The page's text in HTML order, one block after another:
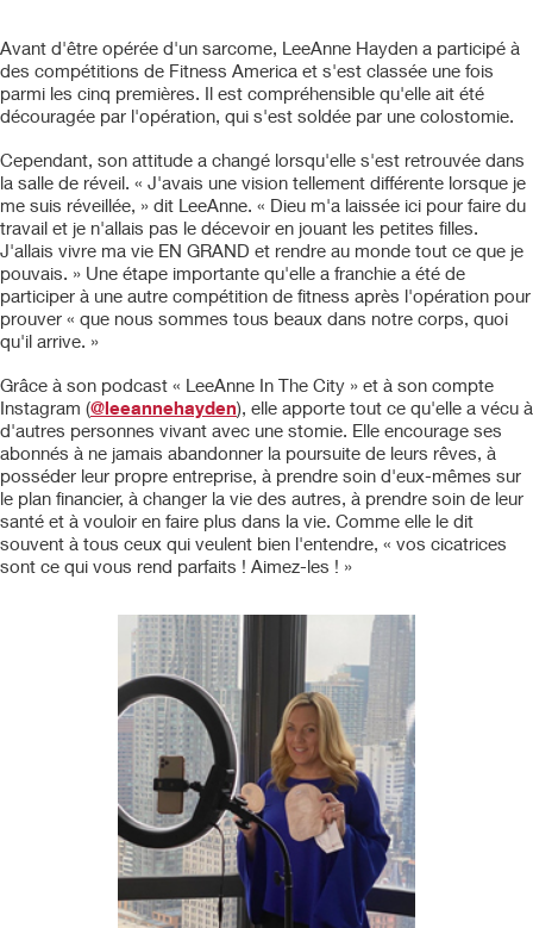
Avant d'être opérée d'un sarcome, LeeAnne Hayden a participé à
des compétitions de Fitness America et s'est classée une fois
parmi les cinq premières. Il est compréhensible qu'elle ait été
découragée par l'opération, qui s'est soldée par une colostomie.
Cependant, son attitude a changé lorsqu'elle s'est retrouvée dans
la salle de réveil. « J'avais une vision tellement différente lorsque je
me suis réveillée, » dit LeeAnne. « Dieu m'a laissée ici pour faire du
travail et je n'allais pas le décevoir en jouant les petites filles.
J'allais vivre ma vie EN GRAND et rendre au monde tout ce que je
pouvais. » Une étape importante qu'elle a franchie a été de
participer à une autre compétition de fitness après l'opération pour
prouver « que nous sommes tous beaux dans notre corps, quoi
qu'il arrive. »
Grâce à son podcast « LeeAnne In The City » et à son compte
Instagram (@leeannehayden), elle apporte tout ce qu'elle a vécu à
d'autres personnes vivant avec une stomie. Elle encourage ses
abonnés à ne jamais abandonner la poursuite de leurs rêves, à
posséder leur propre entreprise, à prendre soin d'eux-mêmes sur
le plan financier, à changer la vie des autres, à prendre soin de leur
santé et à vouloir en faire plus dans la vie. Comme elle le dit
souvent à tous ceux qui veulent bien l'entendre, « vos cicatrices
sont ce qui vous rend parfaits ! Aimez-les ! »